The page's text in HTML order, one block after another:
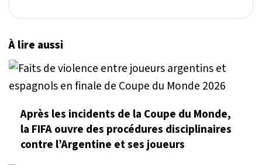
À lire aussi
Après les incidents de la Coupe du Monde,
la FIFA ouvre des procédures disciplinaires
contre l’Argentine et ses joueurs